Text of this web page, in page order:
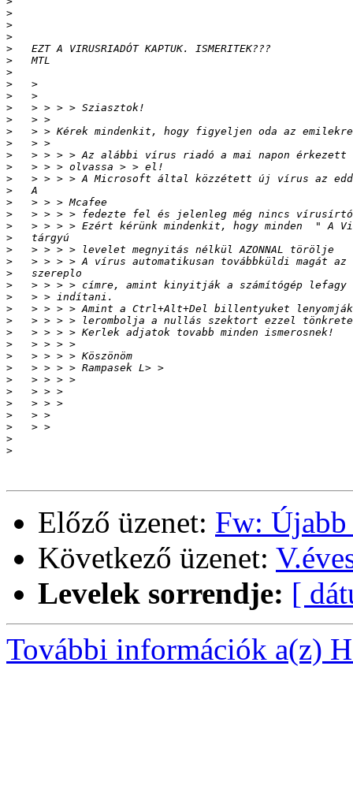
>
>
>
>
>
>
>
>
>
>
>
>
>
>
>
>
>
>
>
>
>
>
>
>
>
>
>
>
>
>
>
>
>
>
>
>
>
>
Előző üzenet: Fw:
Következő üzenet:
Levelek sorrendje: [
További információk a(z)